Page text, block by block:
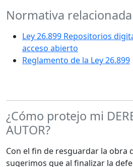
Normativa relacionada
Ley 26.899 Repositorios
acceso abierto
Reglamento de la Ley 26.899
¿Cómo protejo mi
AUTOR?
Con el fin de resguardar la obra
sugerimos que al finalizar la